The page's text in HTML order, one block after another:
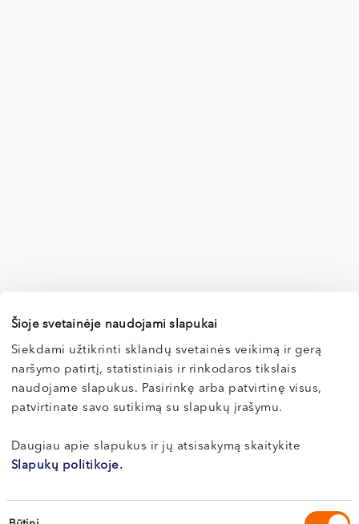
Šioje svetainėje naudojami slapukai
Siekdami užtikrinti sklandų svetainės veikimą ir gerą
naršymo patirtį, statistiniais ir rinkodaros tikslais
naudojame slapukus. Pasirinkę arba patvirtinę visus,
patvirtinate savo sutikimą su slapukų įrašymu.
Daugiau apie slapukus ir jų atsisakymą skaitykite
Slapukų politikoje.
Sutikimo
Specialisto teikiamos paslaugos